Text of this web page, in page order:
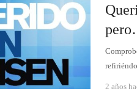
2 años